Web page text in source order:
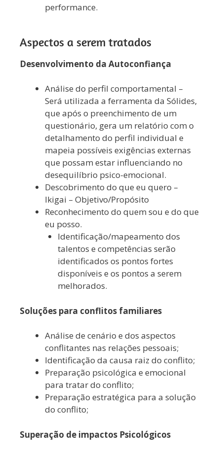
performance.
Aspectos a serem tratados
Desenvolvimento da Autoconfiança
Análise do perfil comportamental –
Será utilizada a ferramenta da Sólides,
que após o preenchimento de um
questionário, gera um relatório com o
detalhamento do perfil individual e
mapeia possíveis exigências externas
que possam estar influenciando no
desequilíbrio psico-emocional.
Descobrimento do que eu quero –
Ikigai – Objetivo/Propósito
Reconhecimento do quem sou e do que
eu posso.
Identificação/mapeamento dos
talentos e competências serão
identificados os pontos fortes
disponíveis e os pontos a serem
melhorados.
Soluções para conflitos familiares
Análise de cenário e dos aspectos
conflitantes nas relações pessoais;
Identificação da causa raiz do conflito;
Preparação psicológica e emocional
para tratar do conflito;
Preparação estratégica para a solução
do conflito;
Superação de impactos Psicológicos